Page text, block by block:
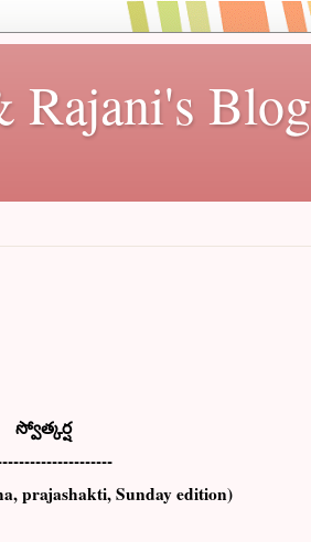
Rajani's Blog
స్వోత్కర్ష
Sunday edition)